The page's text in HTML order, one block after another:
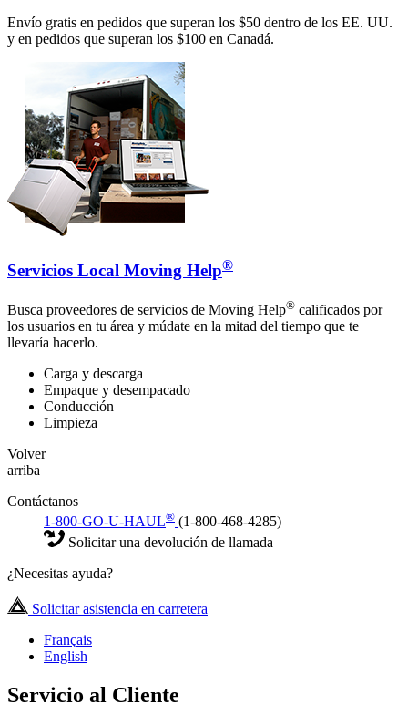
Envío gratis en pedidos que superan los $50 dentro de los EE. UU.
y en pedidos que superan los $100 en Canadá.
Servicios Local Moving Help®
Busca proveedores de servicios de Moving Help® calificados por
los usuarios en tu área y múdate en la mitad del tiempo que te
llevaría hacerlo.
Carga y descarga
Empaque y desempacado
Conducción
Limpieza
Volver
arriba
Contáctanos
1-800-GO-U-HAUL® (1-800-468-4285)
Solicitar una devolución de llamada
¿Necesitas ayuda?
Solicitar asistencia en carretera
Français
English
Servicio al Cliente